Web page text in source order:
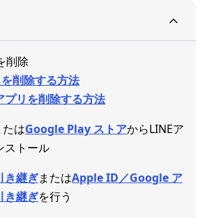
削除
削除する方法
リを削除する方法
たはGoogle Play ストアからLINEア
ストール
き継ぎまたはApple ID／Google ア
き継ぎを行う